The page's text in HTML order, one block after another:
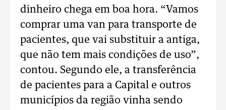
dinheiro chega em boa hora. “Vamos
comprar uma van para transporte de
pacientes, que vai substituir a antiga,
que não tem mais condições de uso”,
contou. Segundo ele, a transferência
de pacientes para a Capital e outros
municípios da região vinha sendo